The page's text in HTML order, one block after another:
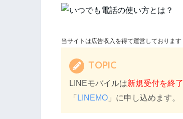
当サイトは広告収入を得て運営しております
TOPIC
LINEモバイルは新規受付を終了
「LINEMO 」に申し込めます。